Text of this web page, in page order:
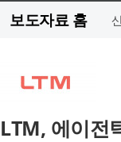
보도자료 홈
LTM, 에이전